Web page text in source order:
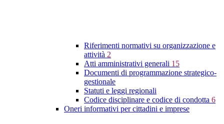
Riferimenti normativi su organizzazione e
attività 2
Atti amministrativi generali 15
Documenti di programmazione strategico-
gestionale
Statuti e leggi regionali
Codice disciplinare e codice di condotta 6
Oneri informativi per cittadini e imprese